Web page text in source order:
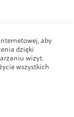
aby
dzięki
wizyt.
wszystkich